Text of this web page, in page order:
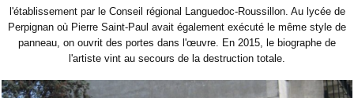
l'établissement par le Conseil régional Languedoc-Roussillon. Au lycée de
Perpignan où Pierre Saint-Paul avait également exécuté le même style de
panneau, on ouvrit des portes dans l'œuvre. En 2015, le biographe de
l'artiste vint au secours de la destruction totale.